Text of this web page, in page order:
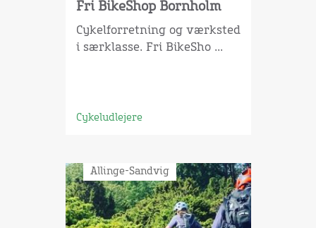
Fri BikeShop Bornholm
Cykelforretning og værksted
i særklasse. Fri BikeSho ...
Cykeludlejere
Allinge-Sandvig